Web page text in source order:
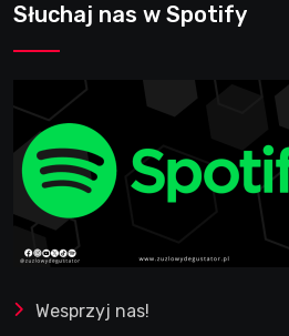
Słuchaj nas w Spotify
Wesprzyj nas!